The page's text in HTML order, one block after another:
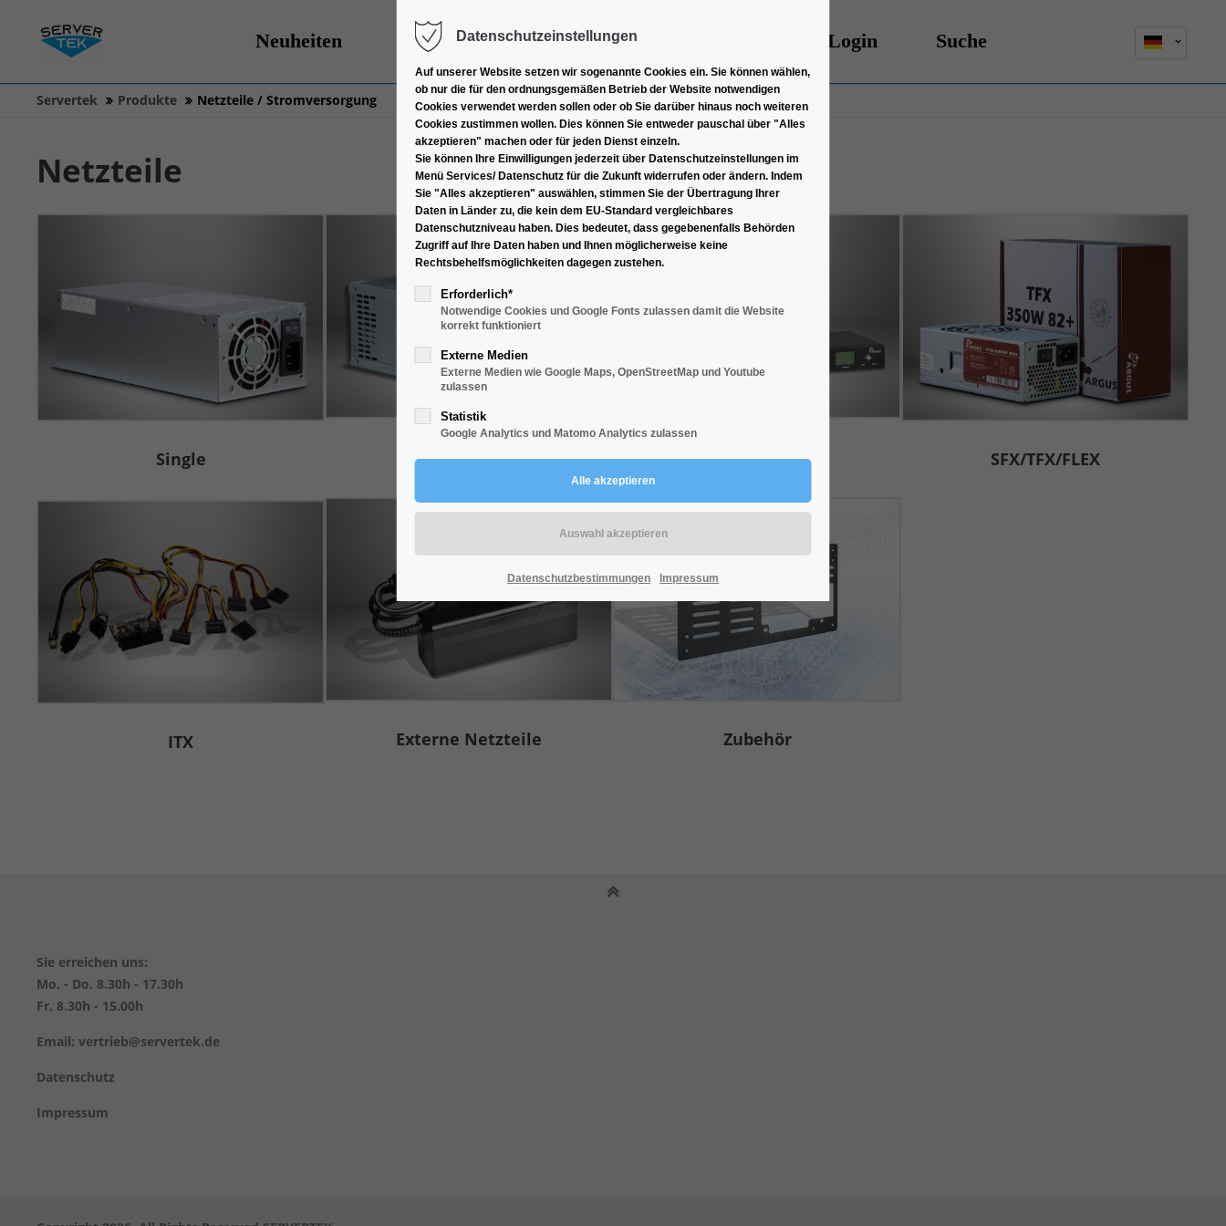
Neuheiten Produkte Gehäuseübersicht Händler-Login Suche
Servertek Produkte Netzteile / Stromversorgung
Netzteile
Single
ITX
Rdundant
Externe Netzteile
PDU
Zubehör
SFX/TFX/FLEX
Sie erreichen uns:
Mo. - Do. 8.30h - 17.30h
Fr. 8.30h - 15.00h
Email: vertrieb@servertek.de
Datenschutz
Impressum
Datenschutzeinstellungen
Auf unserer Website setzen wir sogenannte Cookies ein. Sie können wählen,
ob nur die für den ordnungsgemäßen Betrieb der Website notwendigen
Cookies verwendet werden sollen oder ob Sie darüber hinaus noch weiteren
Cookies zustimmen wollen. Dies können Sie entweder pauschal über "Alles
akzeptieren" machen oder für jeden Dienst einzeln.
Sie können Ihre Einwilligungen jederzeit über Datenschutzeinstellungen im
Menü Services/ Datenschutz für die Zukunft widerrufen oder ändern. Indem
Sie "Alles akzeptieren" auswählen, stimmen Sie der Übertragung Ihrer
Daten in Länder zu, die kein dem EU-Standard vergleichbares
Datenschutzniveau haben. Dies bedeutet, dass gegebenenfalls Behörden
Zugriff auf Ihre Daten haben und Ihnen möglicherweise keine
Rechtsbehelfsmöglichkeiten dagegen zustehen.
Erforderlich*
Notwendige Cookies und Google Fonts zulassen damit die Website
korrekt funktioniert
Externe Medien
Externe Medien wie Google Maps, OpenStreetMap und Youtube
zulassen
Statistik
Google Analytics und Matomo Analytics zulassen
Datenschutzbestimmungen Impressum